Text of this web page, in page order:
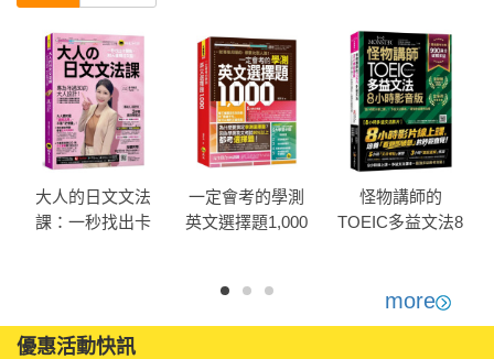
大人的日文文法
課：一秒找出卡
學文法學習影片+
「Youtor App」內
一定會考的學測
英文選擇題1,000
怪物講師的
TOEIC多益文法8
益文法課本＝最
強多益應考攻略
more
優惠活動快訊